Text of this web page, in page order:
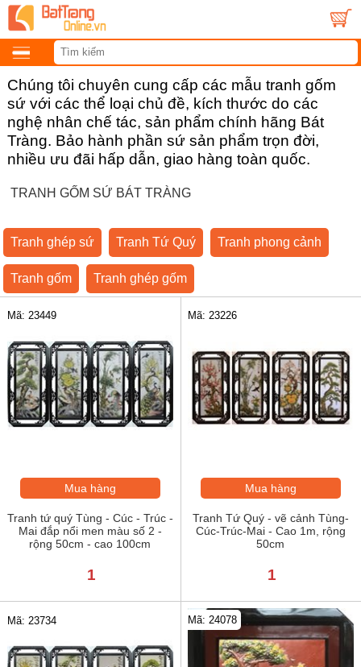
Chúng tôi chuyên cung cấp các mẫu tranh gốm
sứ với các thể loại chủ đề, kích thước do các
nghệ nhân chế tác, sản phẩm chính hãng Bát
Tràng. Bảo hành phần sứ sản phẩm trọn đời,
nhiều ưu đãi hấp dẫn, giao hàng toàn quốc.
TRANH GỐM SỨ BÁT TRÀNG
Tranh ghép sứ Tranh Tứ Quý Tranh phong cảnh
Tranh gốm Tranh ghép gốm
Mã: 23449
Mua hàng
Tranh tứ quý Tùng - Cúc - Trúc -
Mai đắp nổi men màu số 2 -
rộng 50cm - cao 100cm
1
Mã: 23226
Mua hàng
Tranh Tứ Quý - vẽ cảnh Tùng-
Cúc-Trúc-Mai - Cao 1m, rộng
50cm
1
Mã: 23734 Mã: 24078